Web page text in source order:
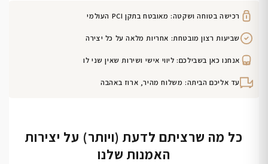
רכישה בטוחה ושקטה: מאובטח בתקן PCI העולמי
שביעות רצון מובטחת: אחריות מלאה על כל יצירה
אנחנו כאן בשבילכם: ליווי אישי ושירות שאין שני לו
עד אליכם הביתה: משלוח מהיר, ארוז באהבה
כל מה שרציתם לדעת (ויותר) על יצירות
האמנות שלנו